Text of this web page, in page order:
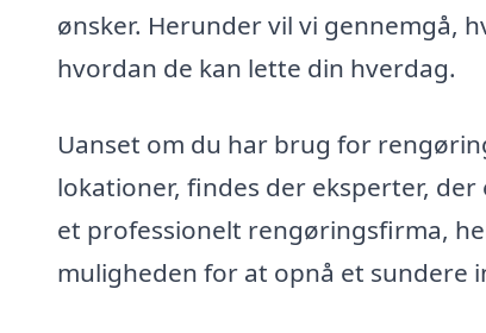
ønsker. Herunder vil vi gennemgå,
hvordan de kan lette din hverdag.
Uanset om du har brug for
lokationer, findes der eksperter,
et professionelt rengøringsfirma,
muligheden for at opnå et sundere